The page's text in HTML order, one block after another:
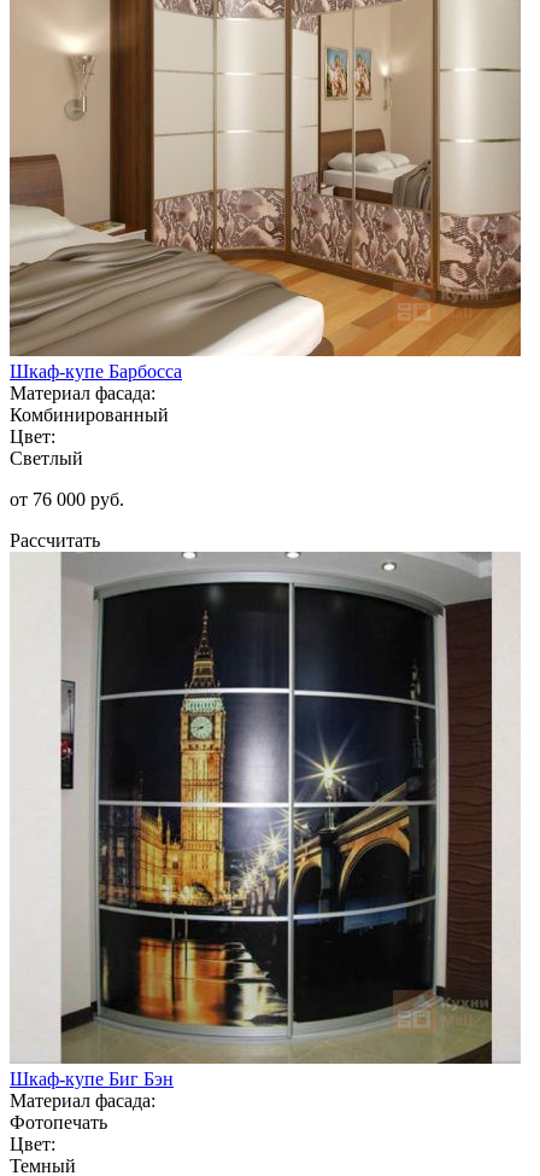
Шкаф-купе Барбосса
Материал фасада:
Комбинированный
Цвет:
Светлый
от 76 000 руб.
Рассчитать
Шкаф-купе Биг Бэн
Материал фасада:
Фотопечать
Цвет:
Темный